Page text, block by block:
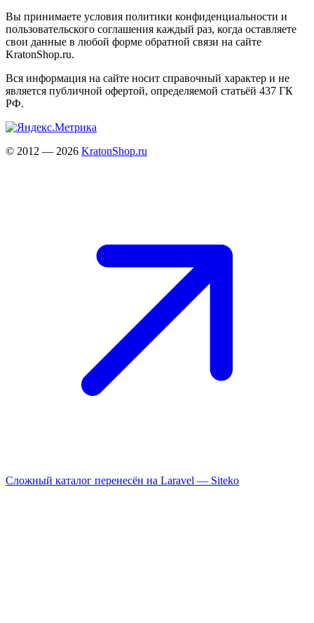
Вы принимаете условия политики конфиденциальности и
пользовательского соглашения каждый раз, когда оставляете
свои данные в любой форме обратной связи на сайте
KratonShop.ru.
Вся информация на сайте носит справочный характер и не
является публичной офертой, определяемой статьёй 437 ГК
РФ.
© 2012 — 2026 KratonShop.ru
Сложный каталог перенесён на Laravel — Siteko